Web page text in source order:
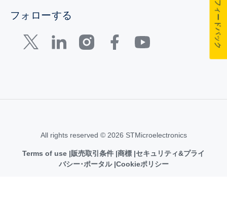
フォローする
All rights reserved © 2026 STMicroelectronics
Terms of use 販売取引条件 商標 セキュリティ&プライ
バシー･ポータル Cookieポリシー
フィードバック